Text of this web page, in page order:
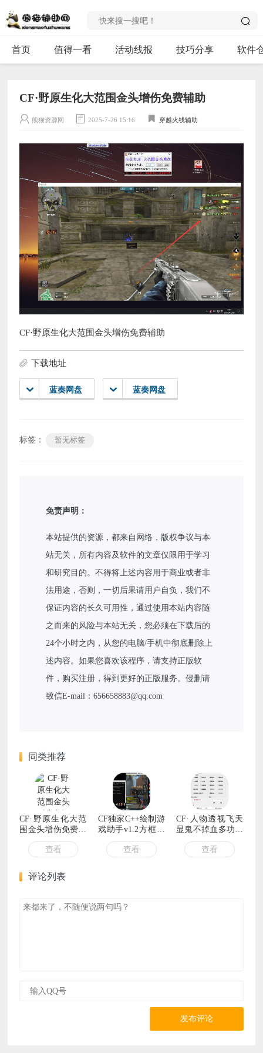
首页 值得一看 活动线报 技巧分享 软件
CF·野原生化大范围金头增伤免费辅助
熊猫资源网 2025-7-26 15:16 穿越火线辅助
CF·野原生化大范围金头增伤免费辅助
下载地址
蓝奏网盘 蓝奏网盘
标签： 暂无标签
免责声明：
本站提供的资源，都来自网络，版权争议与本
站无关，所有内容及软件的文章仅限用于学习
和研究目的。不得将上述内容用于商业或者非
法用途，否则，一切后果请用户自负，我们不
保证内容的长久可用性，通过使用本站内容随
之而来的风险与本站无关，您必须在下载后的
24个小时之内，从您的电脑/手机中彻底删除上
述内容。如果您喜欢该程序，请支持正版软
件，购买注册，得到更好的正版服务。侵删请
致信E-mail：656658883@qq.com
同类推荐
CF·野原生化大范
围金头增伤免费辅
查看
CF独家C++绘制游
戏助手v1.2方框透
视/显示血量/免费
查看
CF·人物透视飞天
显鬼不掉血多功能
辅助 v12.25
查看
评论列表
发布评论